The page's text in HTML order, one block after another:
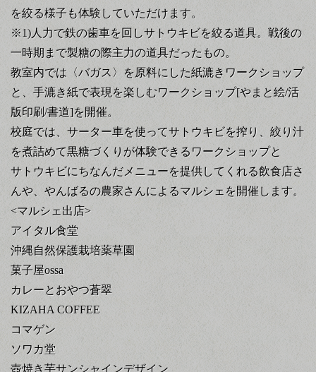
を絞る様子も体験していただけます。
※1)人力で鉄の歯車を回しサトウキビを絞る道具。戦後の
一時期まで製糖の際主力の道具だったもの。
教室内では〈バガス〉を原料にした紙漉きワークショップ
と、手漉き紙で表現を楽しむワークショップ[やまと絵/活
版印刷/書道]を開催。
校庭では、サーター車を使ってサトウキビを搾り、絞り汁
を煮詰めて黒糖づくりが体験できるワークショップと
サトウキビにちなんだメニューを提供してくれる飲食店さ
んや、やんばるの農家さんによるマルシェを開催します。
<マルシェ出店>
アイタル食堂
沖縄自然保護栽培薬草園
菓子屋ossa
カレーとおやつ蒼翠
KIZAHA COFFEE
コマゲン
ソワカ堂
壺焼き芋サンシャインデザイン